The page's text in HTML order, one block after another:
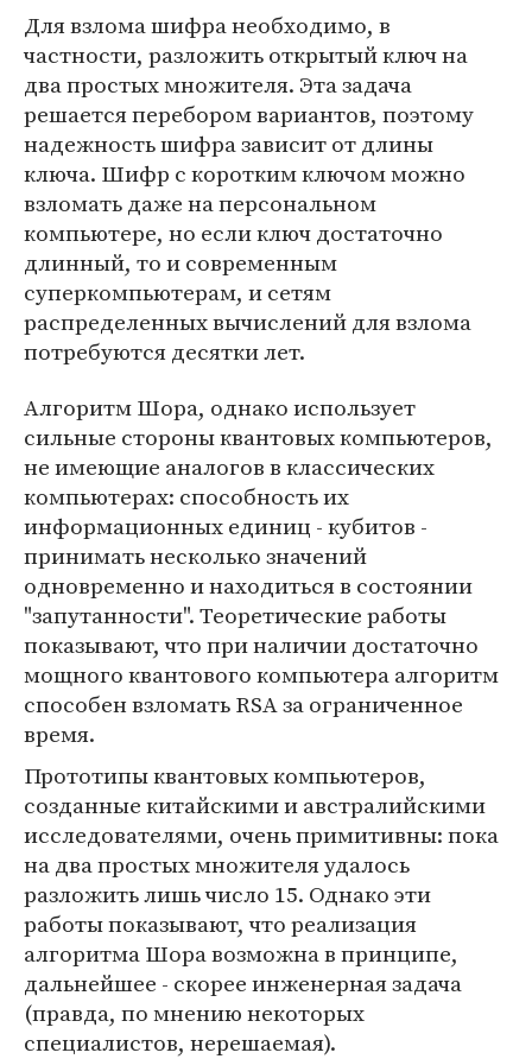
Для взлома шифра необходимо, в
частности, разложить открытый ключ на
два простых множителя. Эта задача
решается перебором вариантов, поэтому
надежность шифра зависит от длины
ключа. Шифр с коротким ключом можно
взломать даже на персональном
компьютере, но если ключ достаточно
длинный, то и современным
суперкомпьютерам, и сетям
распределенных вычислений для взлома
потребуются десятки лет.
Алгоритм Шора, однако использует
сильные стороны квантовых компьютеров,
не имеющие аналогов в классических
компьютерах: способность их
информационных единиц - кубитов -
принимать несколько значений
одновременно и находиться в состоянии
"запутанности". Теоретические работы
показывают, что при наличии достаточно
мощного квантового компьютера алгоритм
способен взломать RSA за ограниченное
время.
Прототипы квантовых компьютеров,
созданные китайскими и австралийскими
исследователями, очень примитивны: пока
на два простых множителя удалось
разложить лишь число 15. Однако эти
работы показывают, что реализация
алгоритма Шора возможна в принципе,
дальнейшее - скорее инженерная задача
(правда, по мнению некоторых
специалистов, нерешаемая).